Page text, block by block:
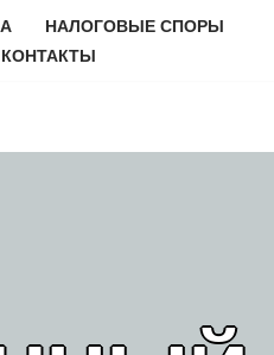
НАЛОГОВЫЕ СПОРЫ
КОНТАКТЫ